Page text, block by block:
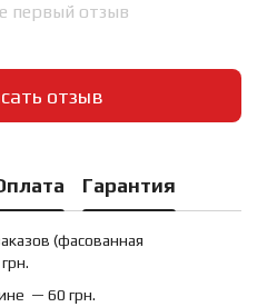
первый отзыв
отзыв
Гарантия
(фасованная
— 60 грн.